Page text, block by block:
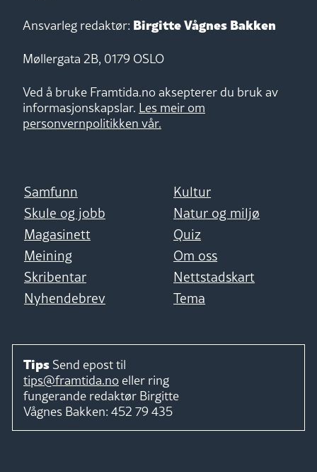
Ansvarleg redaktør: Birgitte Vågnes Bakken
Møllergata 2B, 0179 OSLO
Ved å bruke Framtida.no aksepterer du bruk av
informasjonskapslar. Les meir om
personvernpolitikken vår.
Samfunn
Kultur
Skule og jobb
Natur og miljø
Magasinett
Quiz
Meining
Om oss
Skribentar
Nettstadskart
Nyhendebrev
Tema
Tips Send epost til
tips@framtida.no eller ring
fungerande redaktør Birgitte
Vågnes Bakken: 452 79 435